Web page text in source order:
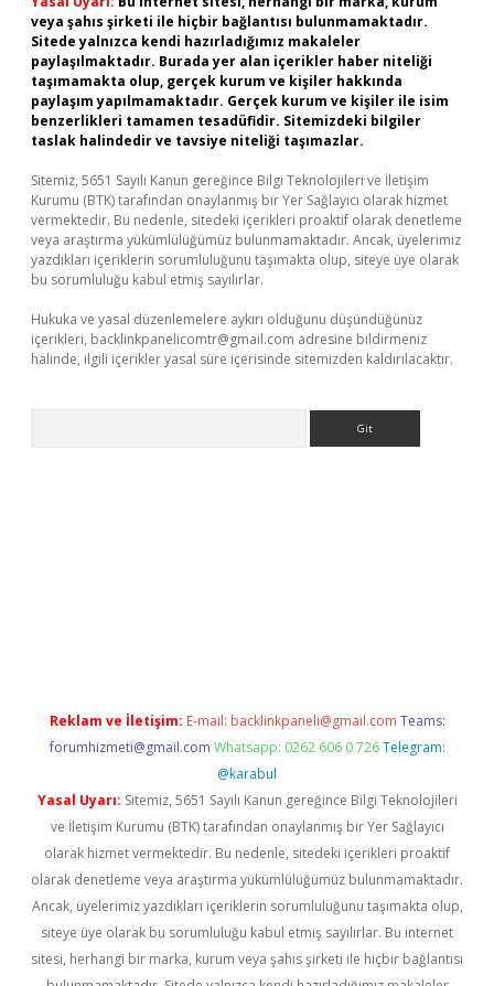
veya şahıs şirketi ile hiçbir bağlantısı bulunmamaktadır.
Sitede yalnızca kendi hazırladığımız makaleler
paylaşılmaktadır. Burada yer alan içerikler haber niteliği
taşımamakta olup, gerçek kurum ve kişiler hakkında
paylaşım yapılmamaktadır. Gerçek kurum ve kişiler ile isim
benzerlikleri tamamen tesadüfidir. Sitemizdeki bilgiler
taslak halindedir ve tavsiye niteliği taşımazlar.
Sitemiz, 5651 Sayılı Kanun gereğince Bilgi Teknolojileri ve İletişim
Kurumu (BTK) tarafından onaylanmış bir Yer Sağlayıcı olarak hizmet
vermektedir. Bu nedenle, sitedeki içerikleri proaktif olarak denetleme
veya araştırma yükümlülüğümüz bulunmamaktadır. Ancak, üyelerimiz
yazdıkları içeriklerin sorumluluğunu taşımakta olup, siteye üye olarak
bu sorumluluğu kabul etmiş sayılırlar.
Hukuka ve yasal düzenlemelere aykırı olduğunu düşündüğünüz
içerikleri, backlinkpanelicomtr@gmail.com adresine bildirmeniz
halinde, ilgili içerikler yasal süre içerisinde sitemizden kaldırılacaktır.
Reklam ve İletişim: E-mail: backlinkpaneli@gmail.com Teams:
forumhizmeti@gmail.com Whatsapp: 0262 606 0 726 Telegram:
@karabul
Yasal Uyarı: Sitemiz, 5651 Sayılı Kanun gereğince Bilgi Teknolojileri
ve İletişim Kurumu (BTK) tarafından onaylanmış bir Yer Sağlayıcı
olarak hizmet vermektedir. Bu nedenle, sitedeki içerikleri proaktif
olarak denetleme veya araştırma yükümlülüğümüz bulunmamaktadır.
Ancak, üyelerimiz yazdıkları içeriklerin sorumluluğunu taşımakta olup,
siteye üye olarak bu sorumluluğu kabul etmiş sayılırlar. Bu internet
sitesi, herhangi bir marka, kurum veya şahıs şirketi ile hiçbir bağlantısı